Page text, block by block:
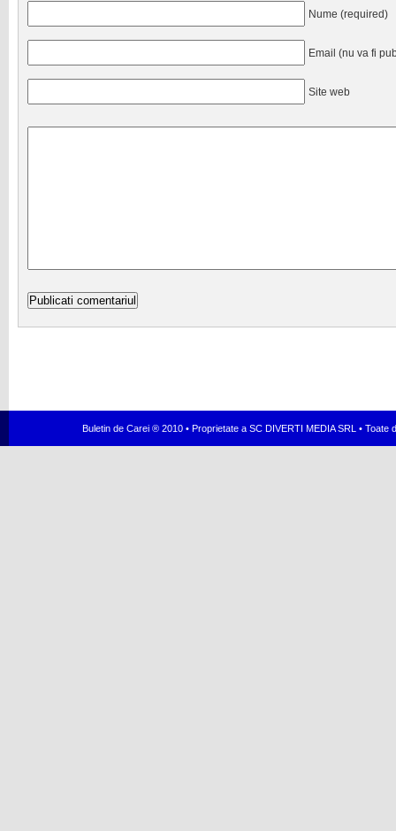
Nume (required)
Email (nu va fi
Site web
Buletin de Carei ® 2010 • Proprietate a SC DIVERTI MEDIA SRL •